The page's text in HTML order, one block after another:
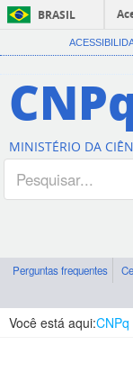
BRASIL
MINISTÉRIO DA
Perguntas frequentes
Você está aqui:CNPq